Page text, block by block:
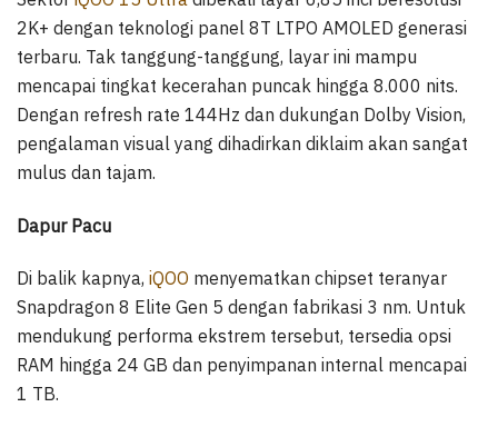
2K+ dengan teknologi panel 8T LTPO AMOLED generasi
terbaru. Tak tanggung-tanggung, layar ini mampu
mencapai tingkat kecerahan puncak hingga 8.000 nits.
Dengan refresh rate 144Hz dan dukungan Dolby Vision,
pengalaman visual yang dihadirkan diklaim akan sangat
mulus dan tajam.
Dapur Pacu
Di balik kapnya, iQOO menyematkan chipset teranyar
Snapdragon 8 Elite Gen 5 dengan fabrikasi 3 nm. Untuk
mendukung performa ekstrem tersebut, tersedia opsi
RAM hingga 24 GB dan penyimpanan internal mencapai
1 TB.